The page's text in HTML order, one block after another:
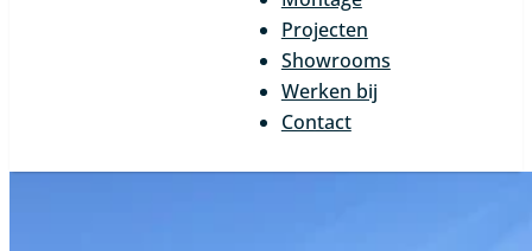
Projecten
Showrooms
Werken bij
Contact